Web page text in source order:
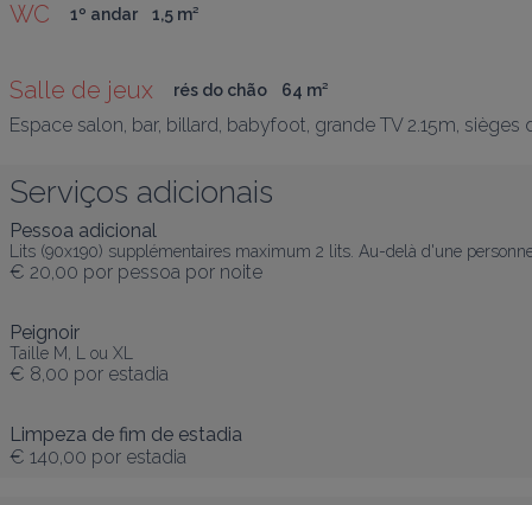
WC 1º andar 1,5 m²
Salle de jeux rés do chão 64 m²
Espace salon, bar, billard, babyfoot, grande TV 2.15m, sièges
Serviços adicionais
Pessoa adicional
Lits (90x190) supplémentaires maximum 2 lits. Au-delà d'une
€ 20,00 por pessoa por noite
Peignoir
Taille M, L ou XL
€ 8,00 por estadia
Limpeza de fim de estadia
€ 140,00 por estadia